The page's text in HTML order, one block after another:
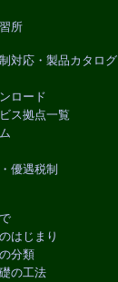
所
対応・製品カタログ
ロード
ス拠点一覧
優遇税制
はじまり
分類
の工法